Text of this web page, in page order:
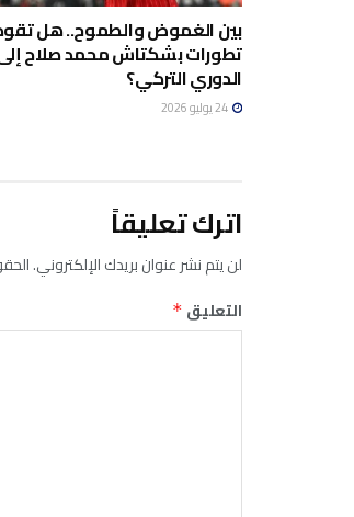
بين الغموض والطموح.. هل
تطورات بشكتاش محمد صلاح
الدوري التركي؟
اترك تعليقاً
لن يتم نشر عنوان بريدك الإلكتروني.
التعليق *